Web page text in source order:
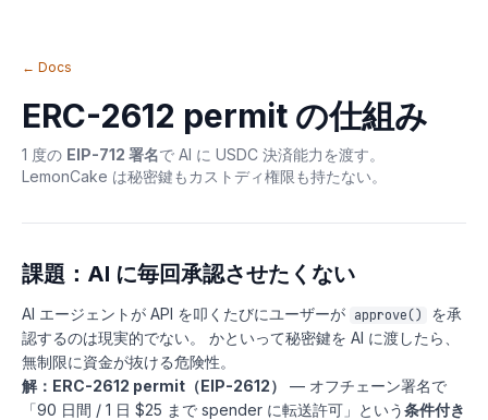
← Docs
ERC-2612 permit の仕組み
1 度の EIP-712 署名で AI に USDC 決済能力を渡す。
LemonCake は秘密鍵もカストディ権限も持たない。
課題：AI に毎回承認させたくない
AI エージェントが API を叩くたびにユーザーが approve()
を承
認するのは現実的でない。 かといって秘密鍵を AI に渡したら、
無制限に資金が抜ける危険性。
解：ERC-2612 permit（EIP-2612）
— オフチェーン署名で
「90 日間 / 1 日 $25 まで spender に転送許可」という条件付き